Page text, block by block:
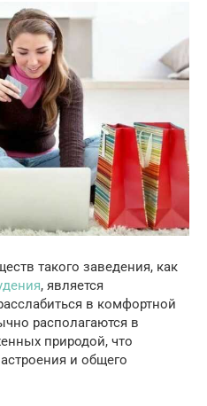
такого заведения, как
, является
в комфортной
располагаются в
природой, что
и общего